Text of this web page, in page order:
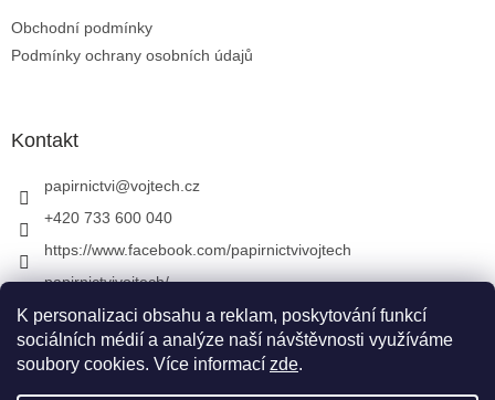
K personalizaci obsahu a reklam, poskytování funkcí
sociálních médií a analýze naší návštěvnosti využíváme
soubory cookies. Více informací zde.
Obchodní podmínky
Podmínky ochrany osobních údajů
Kontakt
papirnictvi@vojtech.cz
+420 733 600 040
https://www.facebook.com/papirnictvivojtech
papirnictvivojtech/
+420 733 600 040